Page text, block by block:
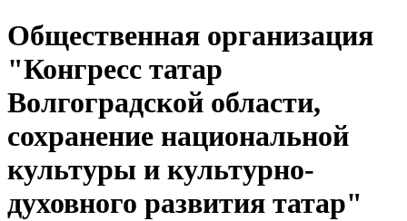
Общественная организация
"Конгресс татар
Волгоградской области,
сохранение национальной
культуры и культурно-
духовного развития татар"